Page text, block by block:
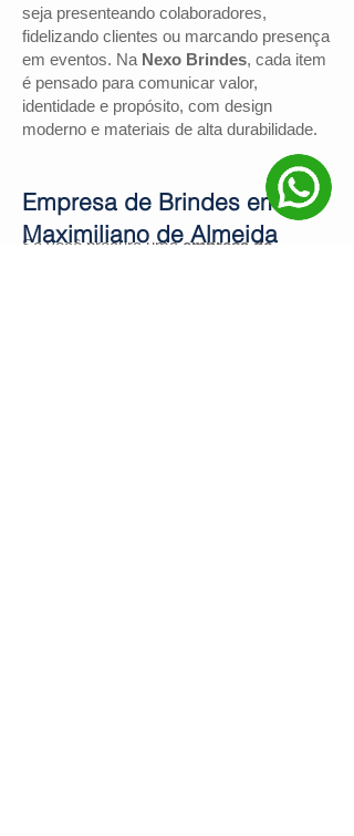
seja presenteando colaboradores,
fidelizando clientes ou marcando presença
em eventos. Na Nexo Brindes, cada item
é pensado para comunicar valor,
identidade e propósito, com design
moderno e materiais de alta durabilidade.
Se você procura umaempresa de
Empresa de Brindes em
Maximiliano de Almeida